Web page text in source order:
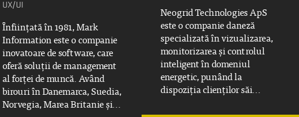
UX/UI
Înființată în 1981, Mark
Information este o companie
inovatoare de software, care
oferă soluții de management
al forței de muncă. Având
birouri în Danemarca, Suedia,
Norvegia, Marea Britanie și...
Neogrid Technologies ApS
este o companie daneză
specializată în vizualizarea,
monitorizarea și controlul
inteligent în domeniul
energetic, punând la
dispoziția clienților săi...